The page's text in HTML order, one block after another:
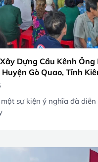
Dựng Cầu Kênh Ông
Gò Quao, Tỉnh
sự kiện ý nghĩa đã